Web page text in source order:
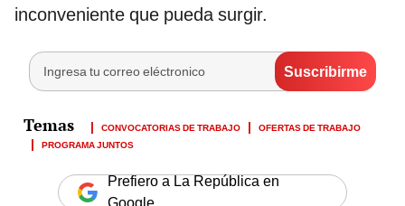
inconveniente que pueda surgir.
CONVOCATORIAS DE TRABAJO
OFERTAS DE TRABAJO
PROGRAMA JUNTOS
Prefiero a La República en